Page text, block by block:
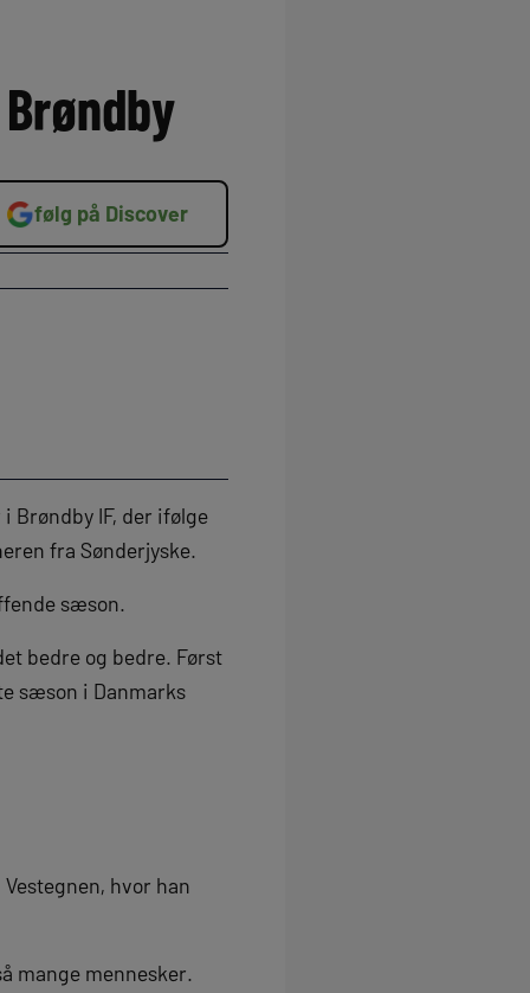
følg på Discover
Brøndby IF, der ifølge
fra Sønderjyske.
sæson.
bedre og bedre. Først
sæson i Danmarks
hvor han
mange mennesker.